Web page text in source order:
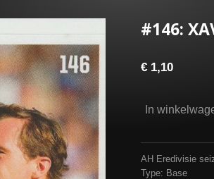
#146:
€ 1,10
In
AH Eredivisie
Type: Base